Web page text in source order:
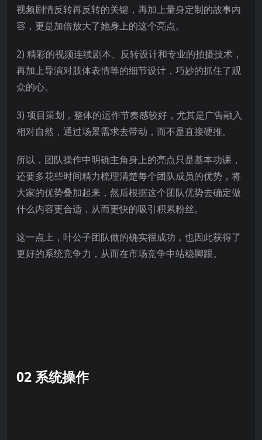
视频剧情反转再反转的关键，再加上量身定制的故事内
容，更是加倍放大了她身上的这个亮点。
2) 精彩的视频连续剧本、反转设计和专业的拍摄技术，
再加上导演对肢体表情等的细节设计，巧妙的抓住了观
众的心。
3) 项目策划，整体的运作节奏感较好，尤其是广告融入
相对自然，通过场景需求去带动，而不是直接硬推。
所以，团队操作中明确主角身上的亮点只是基本功课，
还要多花些时间精力梳理清楚每个团队成员的优势，将
大家的优势叠加起来，然后根据这个团队优势去确定做
什么内容更合适，从而更快的吸引积累粉丝。
这一点上，叶公子团队做的确实很成功，也因此获得了
更好的系统竞争力，从而在市场竞争中站稳脚跟。
02 系统操作